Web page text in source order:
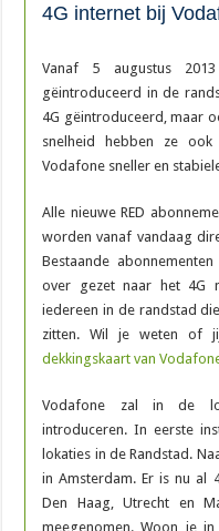
4G internet bij
Vanaf 5 augustus
gëintroduceerd in de
4G gëintroduceerd, maar
snelheid hebben ze ook
Vodafone sneller en
Alle nieuwe RED
worden vanaf vandaag
Bestaande
over gezet naar het 4G
iedereen in de randstad
zitten. Wil je weten of
dekkingskaart van
Vodafone zal in de
introduceren. In eerste
lokaties in de Randstad.
in Amsterdam. Er is nu al
Den Haag, Utrecht en
meegenomen. Woon je